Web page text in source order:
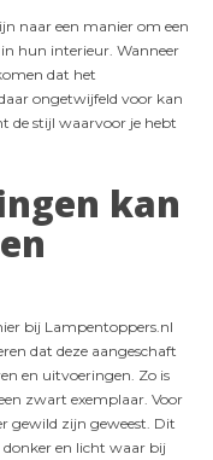
naar een manier om een
in hun interieur. Wanneer
dat het
ongetwijfeld voor kan
de stijl waarvoor je hebt
kan
bij Lampentoppers.nl
dat deze aangeschaft
en uitvoeringen. Zo is
zwart exemplaar. Voor
gewild zijn geweest. Dit
en licht waar bij